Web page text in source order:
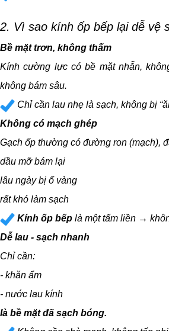
2. Vì sao kính ốp bếp lại dễ vệ
Bề mặt trơn, không thấm
Kính cường lực có bề mặt nhẵn,
không bám sâu.
Chỉ cần lau nhẹ là sạch, không bị
Không có mạch ghép
Gạch ốp thường có đường ron (mạch),
dầu mỡ bám lại
lâu ngày bị ố vàng
rất khó làm sạch
Kính ốp bếp là một tấm liền →
Dễ lau - sạch nhanh
Chỉ cần:
- khăn ẩm
- nước lau kính
là bề mặt đã sạch bóng.